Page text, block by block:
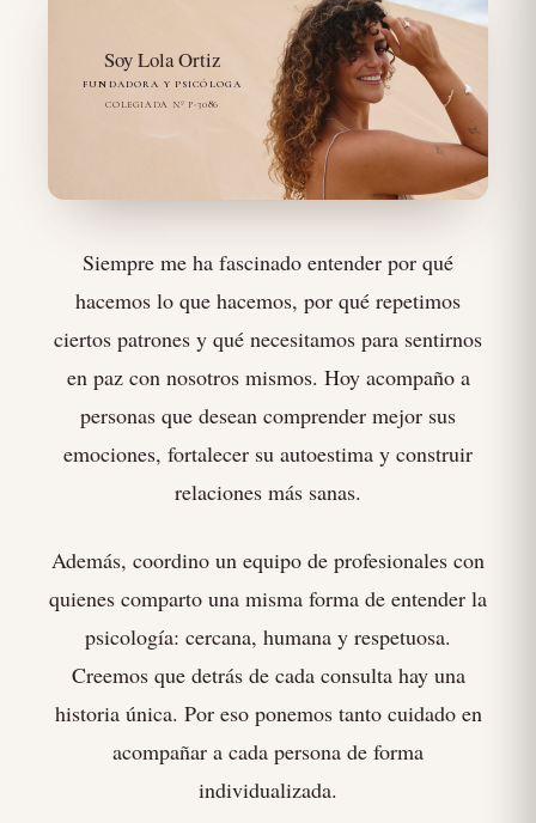
Soy Lola Ortiz
FUNDADORA Y PSICÓLOGA
COLEGIADA Nº P-3086
Siempre me ha fascinado entender por qué
hacemos lo que hacemos, por qué repetimos
ciertos patrones y qué necesitamos para sentirnos
en paz con nosotros mismos. Hoy acompaño a
personas que desean comprender mejor sus
emociones, fortalecer su autoestima y construir
relaciones más sanas.
Además, coordino un equipo de profesionales con
quienes comparto una misma forma de entender la
psicología: cercana, humana y respetuosa.
Creemos que detrás de cada consulta hay una
historia única. Por eso ponemos tanto cuidado en
acompañar a cada persona de forma
individualizada.